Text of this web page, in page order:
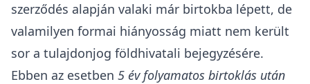
szerződés alapján valaki már birtokba lépett, de
valamilyen formai hiányosság miatt nem került
sor a tulajdonjog földhivatali bejegyzésére.
Ebben az esetben 5 év folyamatos birtoklás után